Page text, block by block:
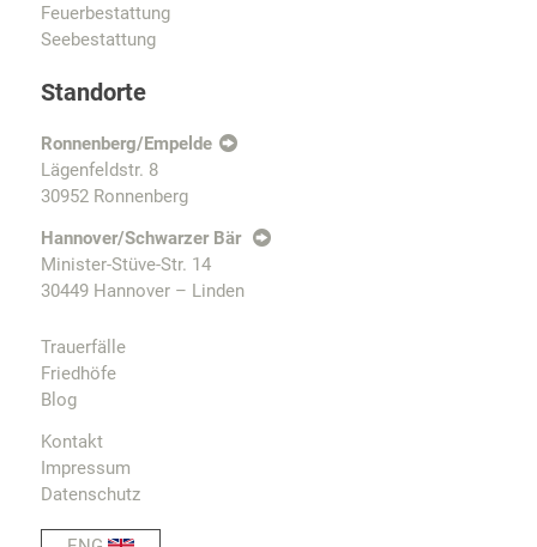
Feuerbestattung
Seebestattung
Standorte
Ronnenberg/Empelde
Lägenfeldstr. 8
30952 Ronnenberg
Hannover/Schwarzer Bär
Minister-Stüve-Str. 14
30449 Hannover – Linden
Trauerfälle
Friedhöfe
Blog
Kontakt
Impressum
Datenschutz